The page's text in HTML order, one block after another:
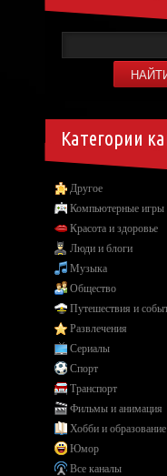
Категории
Другое
Компьютерные игры
Красота и здоровье
Люди и блоги
Музыка
Общество
Путешествия и
Развлечения
Сериалы
Спорт
Транспорт
Фильмы и анимация
Хобби и образование
Юмор
Все каналы